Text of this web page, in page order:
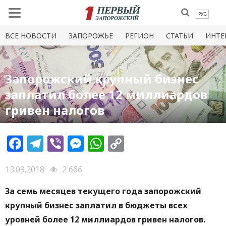
РУС
ВСЕ НОВОСТИ ЗАПОРОЖЬЕ РЕГИОН СТАТЬИ
Запорожский крупный бизнес
заплатил более 12 миллиардов
гривен налогов
Facebook
Telegram
ViberMessenger
WhatsApp
13.09.2018
2 666
За семь месяцев текущего года запорожский
крупный бизнес заплатил в бюджеты всех
уровней более 12 миллиардов гривен налогов.